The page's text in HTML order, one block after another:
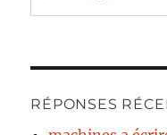
RÉPONSES